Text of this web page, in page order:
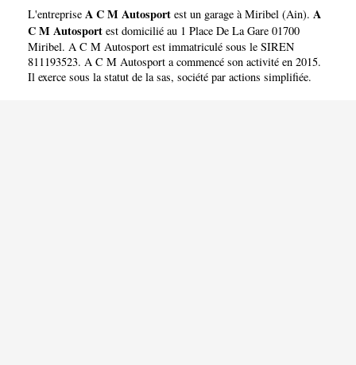
L'entreprise A C M Autosport est un garage à Miribel (Ain). A
C M Autosport est domicilié au 1 Place De La Gare 01700
Miribel. A C M Autosport est immatriculé sous le SIREN
811193523. A C M Autosport a commencé son activité en 2015.
Il exerce sous la statut de la sas, société par actions simplifiée.